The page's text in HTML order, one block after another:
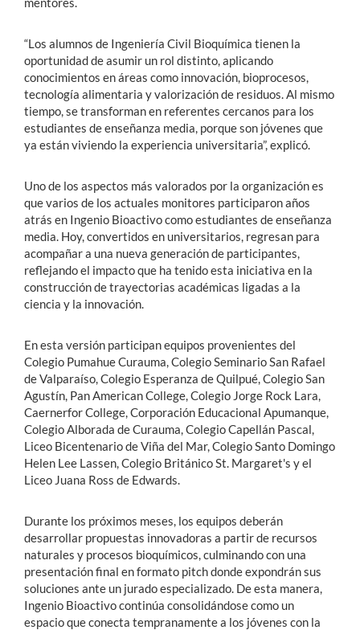
“Los alumnos de Ingeniería Civil Bioquímica tienen la
oportunidad de asumir un rol distinto, aplicando
conocimientos en áreas como innovación, bioprocesos,
tecnología alimentaria y valorización de residuos. Al mismo
tiempo, se transforman en referentes cercanos para los
estudiantes de enseñanza media, porque son jóvenes que
ya están viviendo la experiencia universitaria”, explicó.
Uno de los aspectos más valorados por la organización es
que varios de los actuales monitores participaron años
atrás en Ingenio Bioactivo como estudiantes de enseñanza
media. Hoy, convertidos en universitarios, regresan para
acompañar a una nueva generación de participantes,
reflejando el impacto que ha tenido esta iniciativa en la
construcción de trayectorias académicas ligadas a la
ciencia y la innovación.
En esta versión participan equipos provenientes del
Colegio Pumahue Curauma, Colegio Seminario San Rafael
de Valparaíso, Colegio Esperanza de Quilpué, Colegio San
Agustín, Pan American College, Colegio Jorge Rock Lara,
Caernerfor College, Corporación Educacional Apumanque,
Colegio Alborada de Curauma, Colegio Capellán Pascal,
Liceo Bicentenario de Viña del Mar, Colegio Santo Domingo
Helen Lee Lassen, Colegio Británico St. Margaret's y el
Liceo Juana Ross de Edwards.
Durante los próximos meses, los equipos deberán
desarrollar propuestas innovadoras a partir de recursos
naturales y procesos bioquímicos, culminando con una
presentación final en formato pitch donde expondrán sus
soluciones ante un jurado especializado. De esta manera,
Ingenio Bioactivo continúa consolidándose como un
espacio que conecta tempranamente a los jóvenes con la